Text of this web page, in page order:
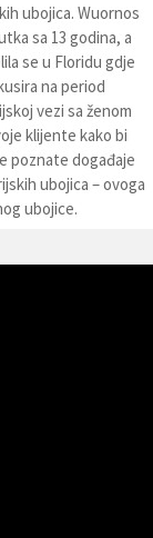
ubojica. Wuornos
sa 13 godina, a
se u Floridu gdje
na period
vezi sa ženom
klijente kako bi
poznate događaje
ubojica – ovoga
ubojice.